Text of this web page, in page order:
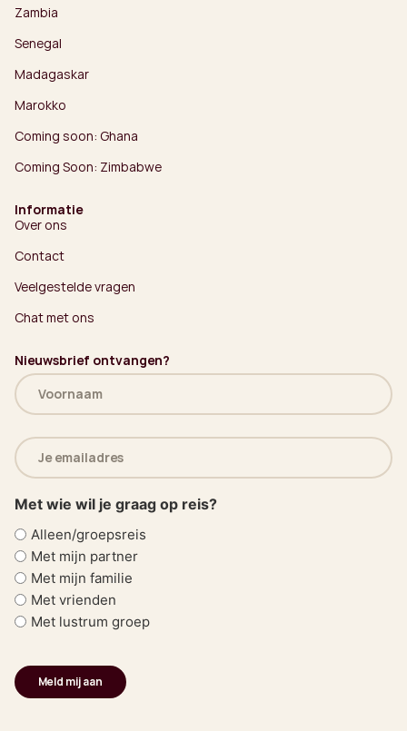
Zambia
Senegal
Madagaskar
Marokko
Coming soon: Ghana
Coming Soon: Zimbabwe
Informatie
Over ons
Contact
Veelgestelde vragen
Chat met ons
Nieuwsbrief ontvangen?
Naam
(Vereist)
E-
mailadres
(Vereist)
Met wie wil je graag op reis?
Alleen/groepsreis
Met mijn partner
Met mijn familie
Met vrienden
Met lustrum groep